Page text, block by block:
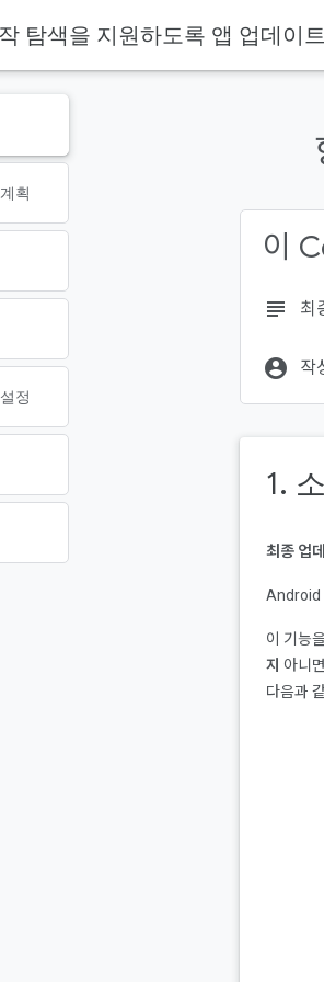
탐색을 지원하도록 앱 업데이트
획
정
이
subject 최
account_circle 작
1.
최종 업
Android
이 기능
지 아니면
다음과